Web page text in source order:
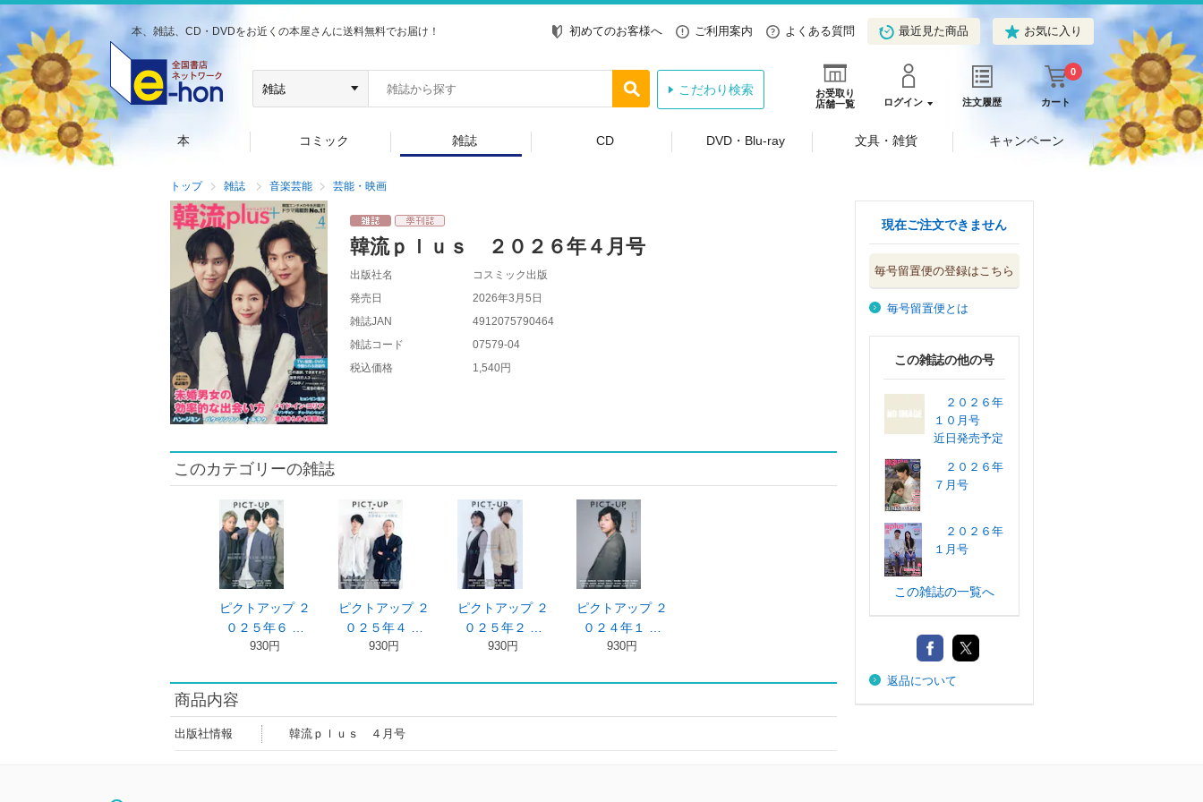
本、雑誌、CD・DVDをお近くの本屋さんに送料無料でお届け！ 初めてのお客様へ ご利用案内 よくある質問 最近見た商品 お気に入り
お受取り
店舗一覧
ログイン 注文履歴 カート
0
こだわり検索
本 コミック 雑誌 CD DVD・Blu-ray 文具・雑貨 キャンペーン
トップ 雑誌 音楽芸能 芸能・映画
韓流ｐｌｕｓ ２０２６年４月号
出版社名
コスミック出版
発売日
2026年3月5日
雑誌JAN
4912075790464
雑誌コード
07579-04
税込価格
1,540円
このカテゴリーの雑誌
ピクトアップ ２
０２５年６ …
930円
ピクトアップ ２
０２５年４ …
930円
ピクトアップ ２
０２５年２ …
930円
ピクトアップ ２
０２４年１ …
930円
商品内容
出版社情報 韓流ｐｌｕｓ ４月号
現在ご注文できません
毎号留置便の登録はこちら
毎号留置便とは
この雑誌の他の号
２０２６年
１０月号
近日発売予定
２０２６年
７月号
２０２６年
１月号
この雑誌の一覧へ
返品について